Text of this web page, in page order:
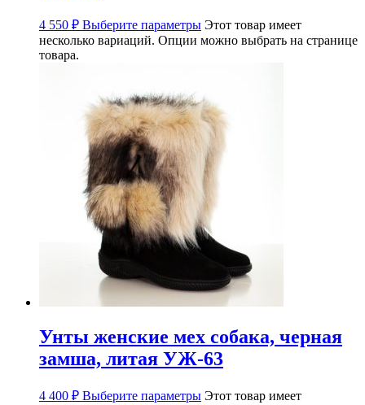
4 550 ₽ Выберите параметры Этот товар имеет
несколько вариаций. Опции можно выбрать на странице
товара.
Унты женские мех собака, черная
замша, литая УЖ-63
4 400 ₽ Выберите параметры Этот товар имеет